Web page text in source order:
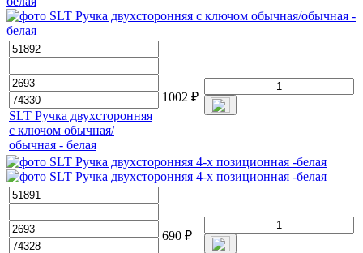
SLT Ручка двухсторонняя
с ключом обычная/
обычная - белая
1002 ₽
690 ₽